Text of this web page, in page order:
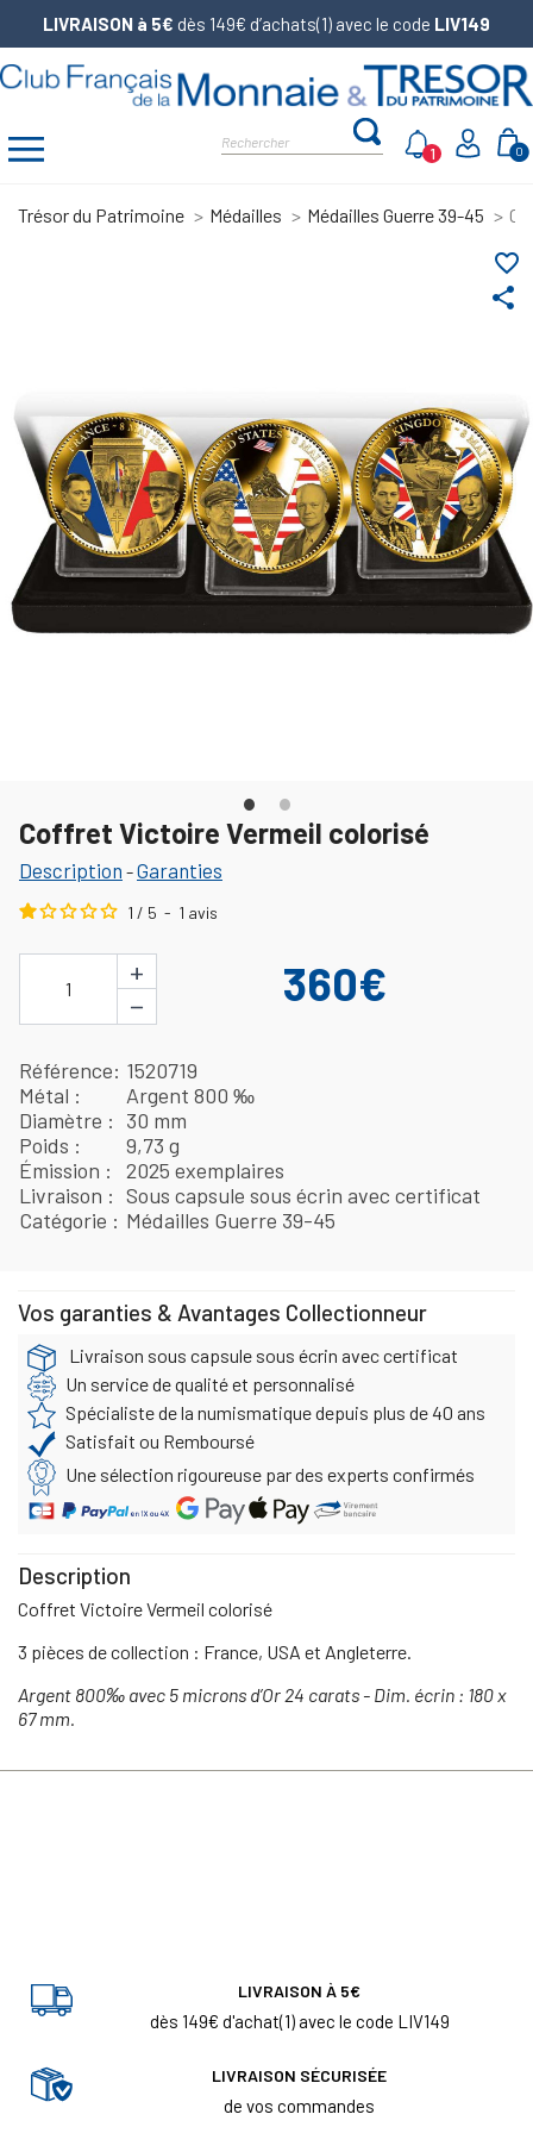
LIVRAISON à 5€ dès 149€ d’achats(1) avec le code LIV149
0
1
Trésor du Patrimoine Médailles Médailles Guerre 39-45
share
favorite_border
Coffret Victoire Vermeil colorisé
Description -Garanties
1 / 5 - 1 avis
1
+
−
360€
Référence 1520719
Métal
Argent 800 ‰
Diamètre
30 mm
Poids
9,73 g
Émission
2025 exemplaires
Livraison
Sous capsule sous écrin avec certificat
Catégorie
Médailles Guerre 39-45
Vos garanties & Avantages Collectionneur
Livraison sous capsule sous écrin avec certificat
Un service de qualité et personnalisé
Spécialiste de la numismatique depuis plus de 40 ans
Satisfait ou Remboursé
Une sélection rigoureuse par des experts confirmés
Description
Coffret Victoire Vermeil colorisé
3 pièces de collection : France, USA et Angleterre.
Argent 800‰ avec 5 microns d’Or 24 carats - Dim. écrin : 180 x
67 mm.
LIVRAISON À 5€
dès 149€ d'achat(1) avec le code LIV149
LIVRAISON SÉCURISÉE
de vos commandes